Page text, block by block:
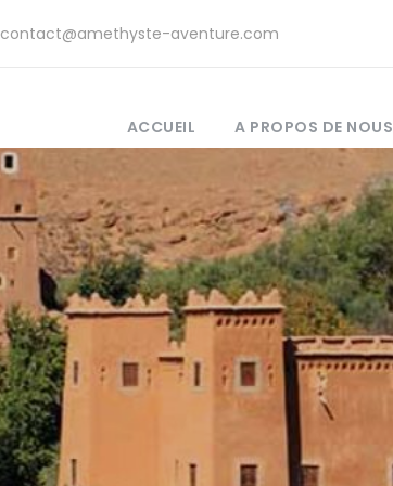
contact@amethyste-aventure.com
ACCUEIL A PROPOS DE NOUS